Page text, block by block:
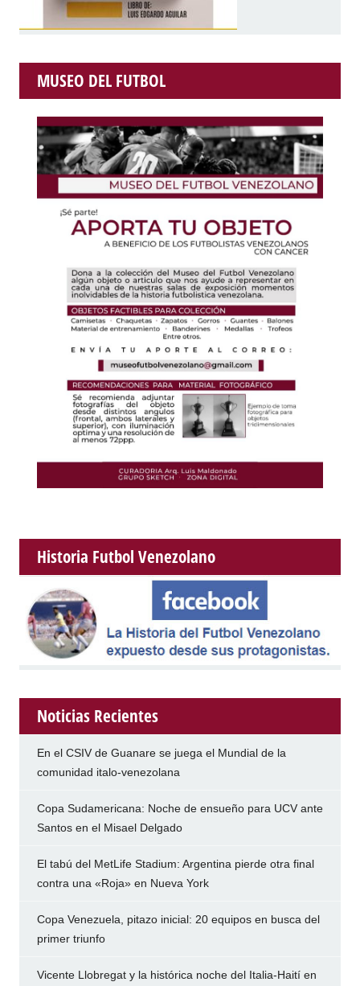
MUSEO DEL FUTBOL
Historia Futbol Venezolano
Noticias Recientes
En el CSIV de Guanare se juega el Mundial de la
comunidad italo-venezolana
Copa Sudamericana: Noche de ensueño para UCV ante
Santos en el Misael Delgado
El tabú del MetLife Stadium: Argentina pierde otra final
contra una «Roja» en Nueva York
Copa Venezuela, pitazo inicial: 20 equipos en busca del
primer triunfo
Vicente Llobregat y la histórica noche del Italia-Haití en